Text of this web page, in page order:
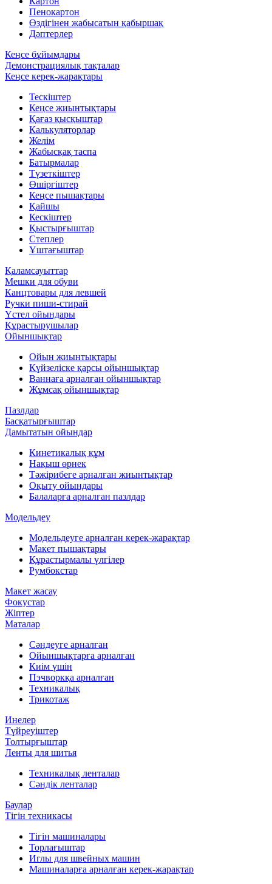
Пенокартон
Өздігінен жабысатын қабыршақ
Дәптерлер
Кеңсе бұйымдары
Демонстрациялық тақталар
Кеңсе керек-жарақтары
Тескіштер
Кеңсе жиынтықтары
Қағаз қысқыштар
Калькуляторлар
Желім
Жабысқақ таспа
Батырмалар
Түзеткіштер
Өшіргіштер
Кеңсе пышақтары
Қайшы
Кескіштер
Қыстырғыштар
Степлер
Ұштағыштар
Қаламсауыттар
Мешки для обуви
Канцтовары для левшей
Ручки пиши-стирай
Үстел ойындары
Құрастырушылар
Ойыншықтар
Ойын жиынтықтары
Күйзеліске қарсы ойыншықтар
Ваннаға арналған ойыншықтар
Жұмсақ ойыншықтар
Пазлдар
Басқатырғыштар
Дамытатын ойындар
Кинетикалық құм
Нақыш өрнек
Тәжірибеге арналған жиынтықтар
Оқыту ойындары
Балаларға арналған пазлдар
Модельдеу
Модельдеуге арналған керек-жарақтар
Макет пышақтары
Құрастырмалы үлгілер
Румбокстар
Макет жасау
Фокустар
Жіптер
Маталар
Сәндеуге арналған
Ойыншықтарға арналған
Киім үшін
Пэчворкқа арналған
Техникалық
Трикотаж
Инелер
Түйреуіштер
Толтырғыштар
Ленты для шитья
Техникалық ленталар
Сәндік ленталар
Баулар
Тігін техникасы
Тігін машиналары
Торлағыштар
Иглы для швейных машин
Машиналарға арналған керек-жарақтар